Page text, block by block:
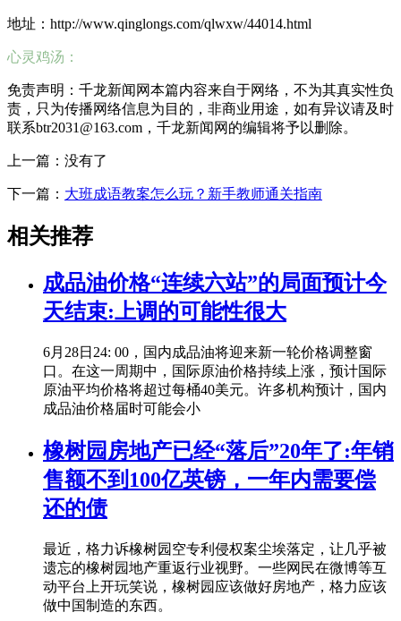
地址：http://www.qinglongs.com/qlwxw/44014.html
心灵鸡汤：
免责声明：千龙新闻网本篇内容来自于网络，不为其真实性负
责，只为传播网络信息为目的，非商业用途，如有异议请及时
联系btr2031@163.com，千龙新闻网的编辑将予以删除。
上一篇：没有了
下一篇： 大班成语教案怎么玩？新手教师通关指南
相关推荐
成品油价格“连续六站”的局面预计今
天结束:上调的可能性很大
6月28日24: 00，国内成品油将迎来新一轮价格调整窗
口。在这一周期中，国际原油价格持续上涨，预计国际
原油平均价格将超过每桶40美元。许多机构预计，国内
成品油价格届时可能会小
橡树园房地产已经“落后”20年了:年销
售额不到100亿英镑，一年内需要偿
还的债
最近，格力诉橡树园空专利侵权案尘埃落定，让几乎被
遗忘的橡树园地产重返行业视野。一些网民在微博等互
动平台上开玩笑说，橡树园应该做好房地产，格力应该
做中国制造的东西。